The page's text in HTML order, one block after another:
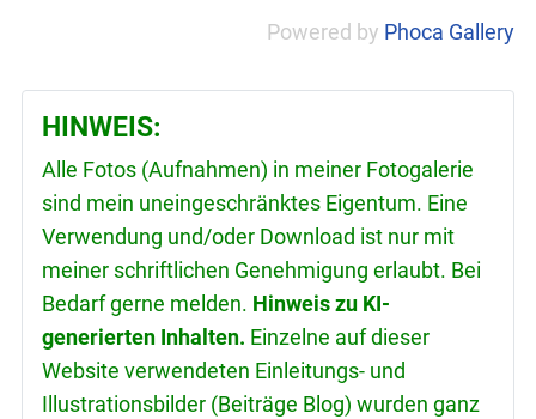
Powered by Phoca Gallery
HINWEIS:
Alle Fotos (Aufnahmen) in meiner Fotogalerie
sind mein uneingeschränktes Eigentum. Eine
Verwendung und/oder Download ist nur mit
meiner schriftlichen Genehmigung erlaubt. Bei
Bedarf gerne melden. Hinweis zu KI-
generierten Inhalten. Einzelne auf dieser
Website verwendeten Einleitungs- und
Illustrationsbilder (Beiträge Blog) wurden ganz